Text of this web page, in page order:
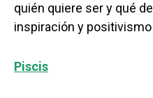
quién quiere ser y qué
inspiración y
Piscis